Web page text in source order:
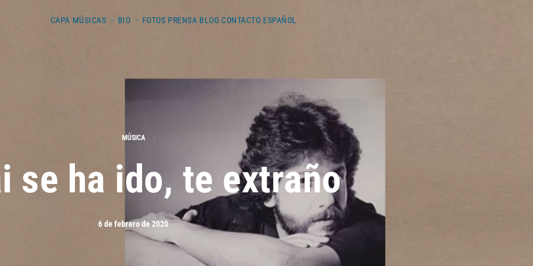
CAPA MÚSICAS BIO FOTOS PRENSA BLOG CONTACTO ESPAÑOL
MÚSICA
se ha ido, te extraño
6 de febrero de 2020